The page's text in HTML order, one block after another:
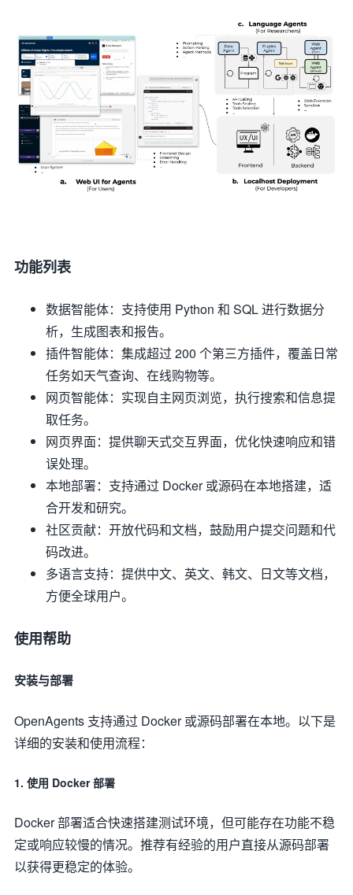
功能列表
数据智能体：支持使用 Python 和 SQL 进行数据分
析，生成图表和报告。
插件智能体：集成超过 200 个第三方插件，覆盖日常
任务如天气查询、在线购物等。
网页智能体：实现自主网页浏览，执行搜索和信息提
取任务。
网页界面：提供聊天式交互界面，优化快速响应和错
误处理。
本地部署：支持通过 Docker 或源码在本地搭建，适
合开发和研究。
社区贡献：开放代码和文档，鼓励用户提交问题和代
码改进。
多语言支持：提供中文、英文、韩文、日文等文档，
方便全球用户。
使用帮助
安装与部署
OpenAgents 支持通过 Docker 或源码部署在本地。以下是
详细的安装和使用流程：
1. 使用 Docker 部署
Docker 部署适合快速搭建测试环境，但可能存在功能不稳
定或响应较慢的情况。推荐有经验的用户直接从源码部署
以获得更稳定的体验。